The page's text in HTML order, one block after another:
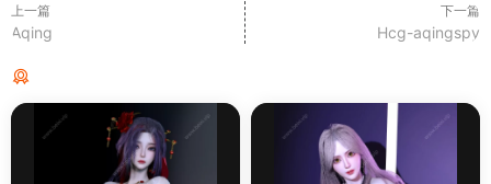
上一篇
Aqing
下一篇
Hcg-aqingspy